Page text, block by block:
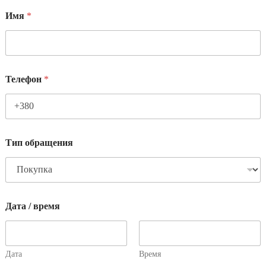
Имя *
Телефон *
Тип обращения
Дата / время
Дата Время